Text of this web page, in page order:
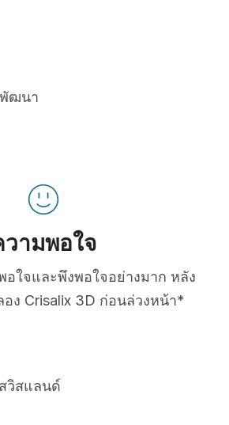
พัฒนา
วามพอใจ
อใจและพึงพอใจอย่างมาก หลัง
ง Crisalix 3D ก่อนล่วงหน้า*
วิสแลนด์